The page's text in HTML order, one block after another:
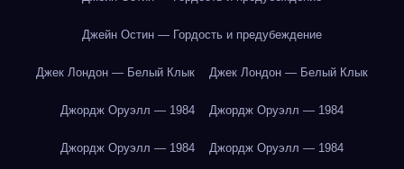
Джейн Остин — Гордость и предубеждение
Джек Лондон — Белый Клык Джек Лондон — Белый Клык
Джордж Оруэлл — 1984 Джордж Оруэлл — 1984
Джордж Оруэлл — 1984 Джордж Оруэлл — 1984